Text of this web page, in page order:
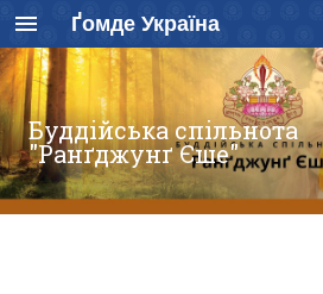
Ґомде Україна
Буддійська спільнота
"Ранґджунґ Єше"